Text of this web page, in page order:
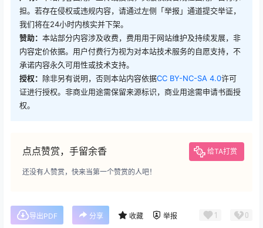
担。若存在侵权或违规内容，请通过左侧「举报」通道提交举证，
我们将在24小时内核实并下架。
赞助： 本站部分内容涉及收费，费用用于网站维护及持续发展，非
内容定价依据。用户付费行为视为对本站技术服务的自愿支持，不
承诺内容永久可用性或技术支持。
授权： 除非另有说明，否则本站内容依据CC BY-NC-SA 4.0许可
证进行授权。非商业用途需保留来源标识，商业用途需申请书面授
权。
点点赞赏，手留余香 给TA打赏
还没有人赞赏，快来当第一个赞赏的人吧！
导出PDF 分享 收藏 举报 1 0